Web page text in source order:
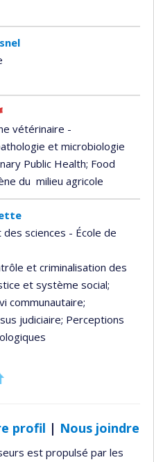
vétérinaire -
et microbiologie
Public Health; Food
du milieu agricole
sciences - École de
et criminalisation des
et système social;
communautaire;
judiciaire; Perceptions
profil | Nous joindre
est propulsé par les